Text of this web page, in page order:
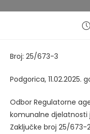
Broj: 25/673-3
Podgorica, 11.02.2025.
Odbor Regulatorne
komunalne djelatnosti
Zaključke broj 25/